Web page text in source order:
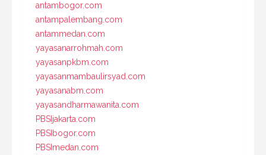
antambogor.com
antampalembang.com
antammedan.com
yayasanarrohmah.com
yayasanpkbm.com
yayasanmambaulirsyad.com
yayasanabm.com
yayasandharmawanita.com
PBSIjakarta.com
PBSIbogor.com
PBSImedan.com